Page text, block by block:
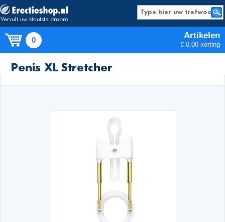
0 Artikelen
€ 0.00 korting
Penis XL Stretcher